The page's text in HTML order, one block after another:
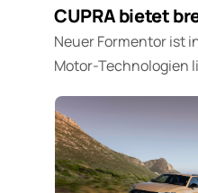
CUPRA bietet
Neuer Formentor ist
Motor-Technologien